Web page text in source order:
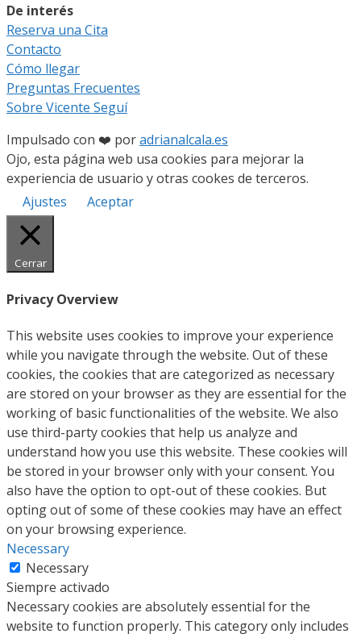
De interés
Reserva una Cita
Contacto
Cómo llegar
Preguntas Frecuentes
Sobre Vicente Seguí
Impulsado con ❤️ poradrianalcala.es
Ojo, esta página web usa cookies para mejorar la
experiencia de usuario y otras cookes de terceros.
Ajustes
Aceptar
Cerrar
Privacy Overview
This website uses cookies to improve your experience
while you navigate through the website. Out of these
cookies, the cookies that are categorized as necessary
are stored on your browser as they are essential for the
working of basic functionalities of the website. We also
use third-party cookies that help us analyze and
understand how you use this website. These cookies will
be stored in your browser only with your consent. You
also have the option to opt-out of these cookies. But
opting out of some of these cookies may have an effect
on your browsing experience.
Necessary
Necessary
Siempre activado
Necessary cookies are absolutely essential for the
website to function properly. This category only includes